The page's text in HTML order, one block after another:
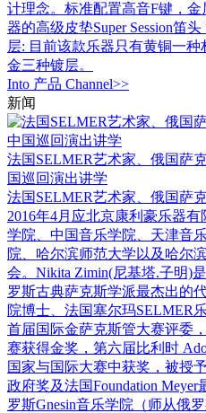
计理念。标准配置高音F键，
器的高级皮垫Super Session笛
层: 目前该款乐器只有黄铜一
金三种镀层。
Into 产品 Channel>>
新闻
法国SELMER艺术家、俄国萨
国巡回演出讲学
法国SELMER艺术家、俄国萨
2016年4月应北京康利豪乐器
学院、中国音乐学院、天津音
院、哈尔滨师范大学以及哈尔
会。Nikita Zimin(尼基塔.子明)
罗斯古典萨克斯学派最杰出的
院博士、法国塞尔玛SELMER
首届国际金萨克斯管大赛评委
赛获得金奖，第六届比利时
国家与国际大赛中获奖，被授
政府奖及法国Foundation
罗斯Gnesin音乐学院（师从俄